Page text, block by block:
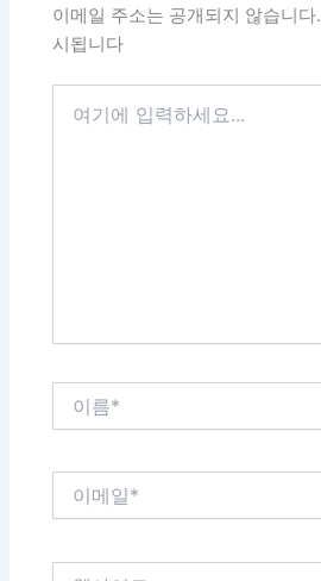
이메일 주소는 공개되지 않습니다.
시됩니다